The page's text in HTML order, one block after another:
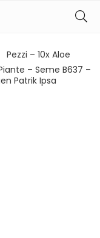
Pezzi – 10x Aloe
– Seme B637 –
Patrik Ipsa